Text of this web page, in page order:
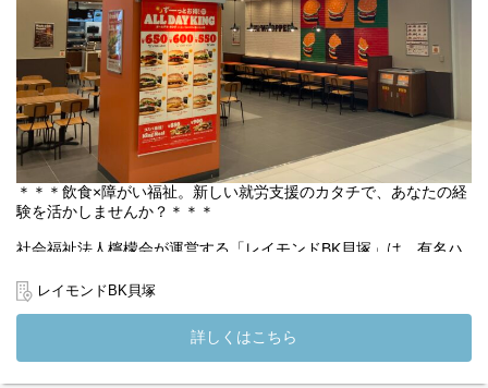
【職員の1週間のシフト例】
下記はシフト例です。
シフトの中で有給休暇5日以上取得可能です★
◎職員A
月：12～21時
火：12～21時
水：10～19時
木：お休み
金：9～18時
土：9～18時
日：お休み
月：12～21時
水：お休み
木：お休み
日：11～20時
＊＊＊飲食×障がい福祉。新しい就労支援のカタチで、あなたの経
験を活かしませんか？＊＊＊
社会福祉法人檸檬会が運営する「レイモンドBK貝塚」は、有名ハ
す。
利用者さまは実際の店舗で接客や調理を行い、働く力を身につけ
ています。あなたには、サービス管理責任者や店長と連携しなが
ら、利用者さまが安心して働き、成長できるようサポートしてい
ただきます。
レイモンドBK貝塚
詳しくはこちら